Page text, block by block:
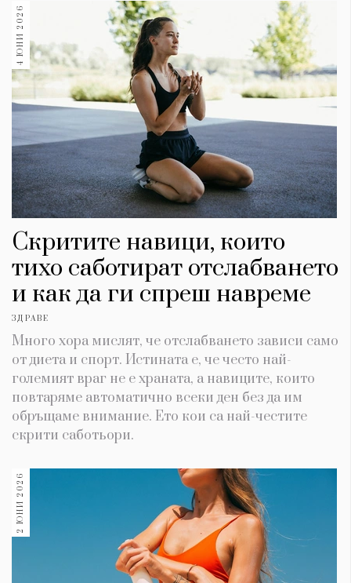
4 ЮНИ 2026
​Скритите навици, които
тихо саботират отслабването
и как да ги спреш навреме
ЗДРАВЕ
Много хора мислят, че отслабването зависи само
от диета и спорт. Истината е, че често най-
големият враг не е храната, а навиците, които
повтаряме автоматично всеки ден без да им
обръщаме внимание. Ето кои са най-честите
скрити саботьори.
2 ЮНИ 2026